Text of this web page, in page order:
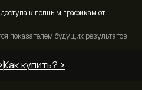
к полным графикам от
показателем будущих результатов
Как купить? >